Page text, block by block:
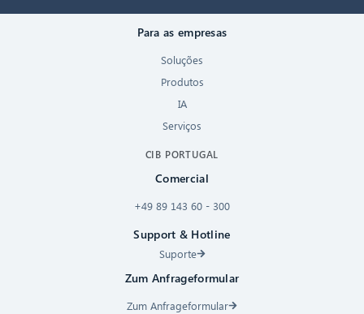
Para as empresas
Soluções
Produtos
IA
Serviços
CIB PORTUGAL
Comercial
+49 89 143 60 - 300
Support & Hotline
Suporte
Zum Anfrageformular
Zum Anfrageformular